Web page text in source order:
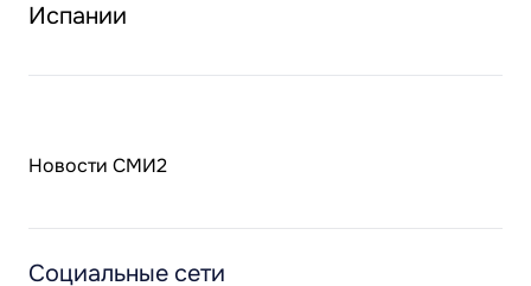
Испании
Новости СМИ2
Социальные сети